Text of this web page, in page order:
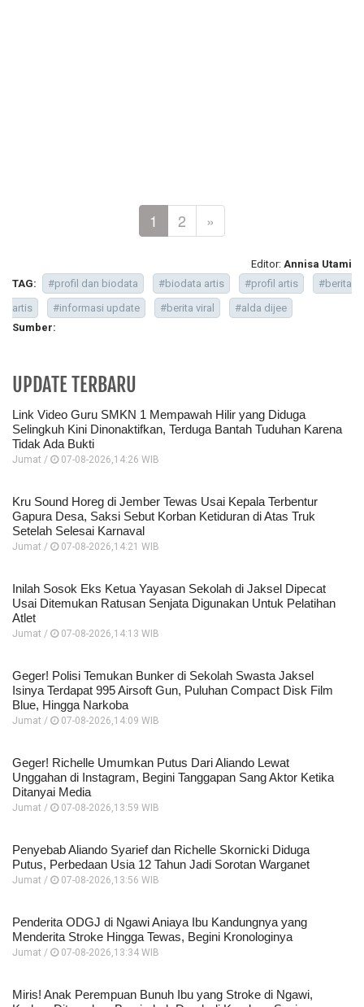
1 2 »
Editor: Annisa Utami
TAG:
#profil dan biodata #biodata artis #profil artis
#berita
artis
#informasi update #berita viral
#alda dijee
Sumber:
UPDATE TERBARU
Link Video Guru SMKN 1 Mempawah Hilir yang Diduga
Selingkuh Kini Dinonaktifkan, Terduga Bantah Tuduhan Karena
Tidak Ada Bukti
Jumat / 07-08-2026,14:26 WIB
Kru Sound Horeg di Jember Tewas Usai Kepala Terbentur
Gapura Desa, Saksi Sebut Korban Ketiduran di Atas Truk
Setelah Selesai Karnaval
Jumat / 07-08-2026,14:21 WIB
Inilah Sosok Eks Ketua Yayasan Sekolah di Jaksel Dipecat
Usai Ditemukan Ratusan Senjata Digunakan Untuk Pelatihan
Atlet
Jumat / 07-08-2026,14:13 WIB
Geger! Polisi Temukan Bunker di Sekolah Swasta Jaksel
Isinya Terdapat 995 Airsoft Gun, Puluhan Compact Disk Film
Blue, Hingga Narkoba
Jumat / 07-08-2026,14:09 WIB
Geger! Richelle Umumkan Putus Dari Aliando Lewat
Unggahan di Instagram, Begini Tanggapan Sang Aktor Ketika
Ditanyai Media
Jumat / 07-08-2026,13:59 WIB
Penyebab Aliando Syarief dan Richelle Skornicki Diduga
Putus, Perbedaan Usia 12 Tahun Jadi Sorotan Warganet
Jumat / 07-08-2026,13:56 WIB
Penderita ODGJ di Ngawi Aniaya Ibu Kandungnya yang
Menderita Stroke Hingga Tewas, Begini Kronologinya
Jumat / 07-08-2026,13:34 WIB
Miris! Anak Perempuan Bunuh Ibu yang Stroke di Ngawi,